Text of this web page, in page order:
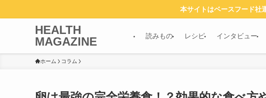
本サイトはベースフード社
HEALTH
MAGAZINE
読みもの レシピ インタビュー
ホーム コラム